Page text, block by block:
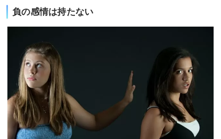
負の感情は持たない